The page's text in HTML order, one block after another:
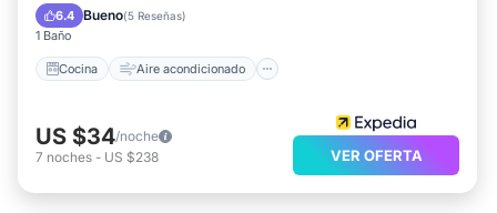
6.4 Bueno(5 Reseñas)
1 Baño
Cocina Aire acondicionado
Apto para niños
US $34/noche
7 noches - US $238 VER OFERTA